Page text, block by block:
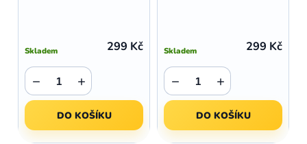
Skladem 299 Kč
+
−
DO KOŠÍKU
Skladem 299 Kč
+
−
DO KOŠÍKU